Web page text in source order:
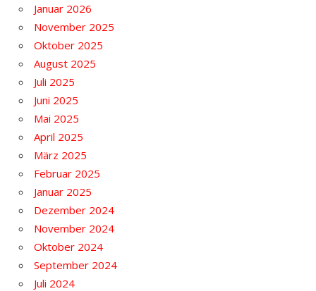
Januar 2026
November 2025
Oktober 2025
August 2025
Juli 2025
Juni 2025
Mai 2025
April 2025
März 2025
Februar 2025
Januar 2025
Dezember 2024
November 2024
Oktober 2024
September 2024
Juli 2024